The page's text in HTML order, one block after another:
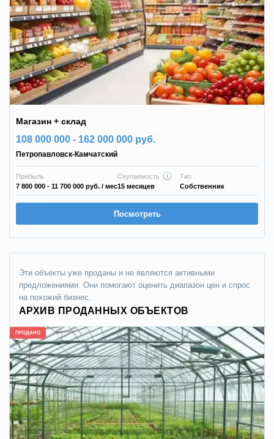
Магазин + склад
108 000 000 - 162 000 000 руб.
Петропавловск-Камчатский
Прибыль
7 800 000 - 11 700 000 руб. / мес
Окупаемость
15 месяцев
Тип
Собственник
Посмотреть
АРХИВ ПРОДАННЫХ ОБЪЕКТОВ
Эти объекты уже проданы и не являются активными
предложениями. Они помогают оценить диапазон цен и спрос
на похожий бизнес.
ПРОДАНО